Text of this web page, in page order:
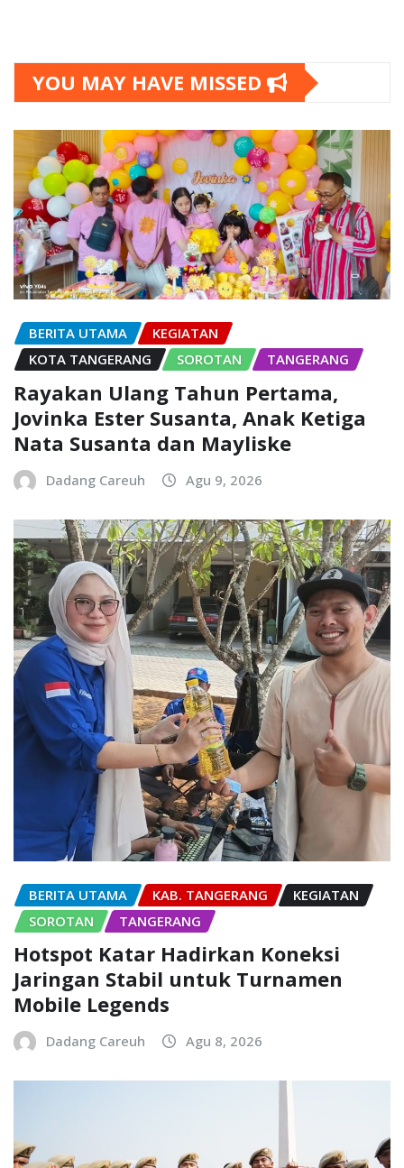
YOU MAY HAVE MISSED
BERITA UTAMA
KEGIATAN
KOTA TANGERANG
SOROTAN TANGERANG
Rayakan Ulang Tahun Pertama,
Jovinka Ester Susanta, Anak Ketiga
Nata Susanta dan Mayliske
Dadang Careuh Agu 9, 2026
BERITA UTAMA KAB. TANGERANG
KEGIATAN
SOROTAN
TANGERANG
Hotspot Katar Hadirkan Koneksi
Jaringan Stabil untuk Turnamen
Mobile Legends
Dadang Careuh Agu 8, 2026